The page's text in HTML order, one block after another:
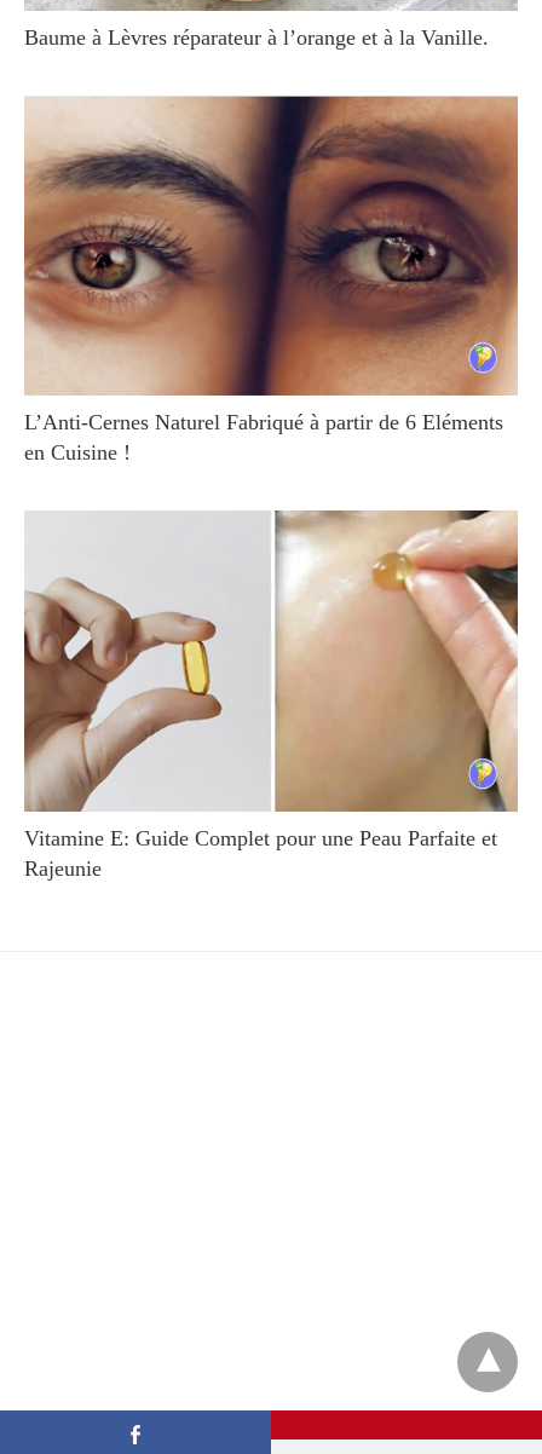
Baume à Lèvres réparateur à l’orange et à la Vanille.
L’Anti-Cernes Naturel Fabriqué à partir de 6 Eléments
en Cuisine !
Vitamine E: Guide Complet pour une Peau Parfaite et
Rajeunie